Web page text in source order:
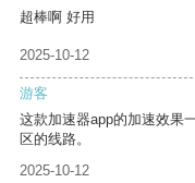
超棒啊 好用
2025-10-12
游客
这款加速器app的加速效果
区的线路。
2025-10-12